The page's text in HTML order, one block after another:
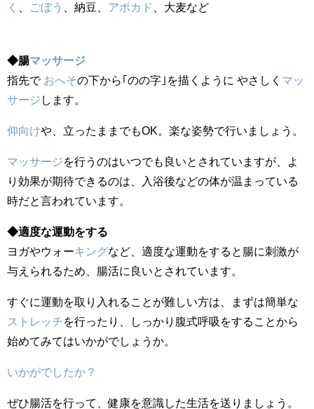
く
ごぼう 、納豆、 アボカド 、大麦など
◆腸マッサージ
指先で おへその下から｢のの字｣を描くように やさしく マッ
サージ します。
仰向けや、立ったままでもOK。楽な姿勢で行いましょう。
マッサージを行うのはいつでも良いとされていますが、よ
り効果が期待できるのは、入浴後などの体が温まっている
時だと言われています。
◆適度な運動をする
ヨガやウォーキングなど、適度な運動をすると腸に刺激が
与えられるため、腸活に良いとされています。
すぐに運動を取り入れることが難しい方は、まずは簡単な
ストレッチを行ったり、しっかり腹式呼吸をすることから
始めてみてはいかがでしょうか。
いかがでしたか？
ぜひ腸活を行って、健康を意識した生活を送りましょう。